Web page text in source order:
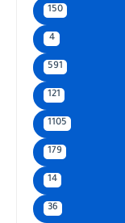
150
4
591
121
1105
179
14
36